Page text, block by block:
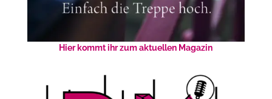
Hier kommt ihr zum aktuellen Magazin